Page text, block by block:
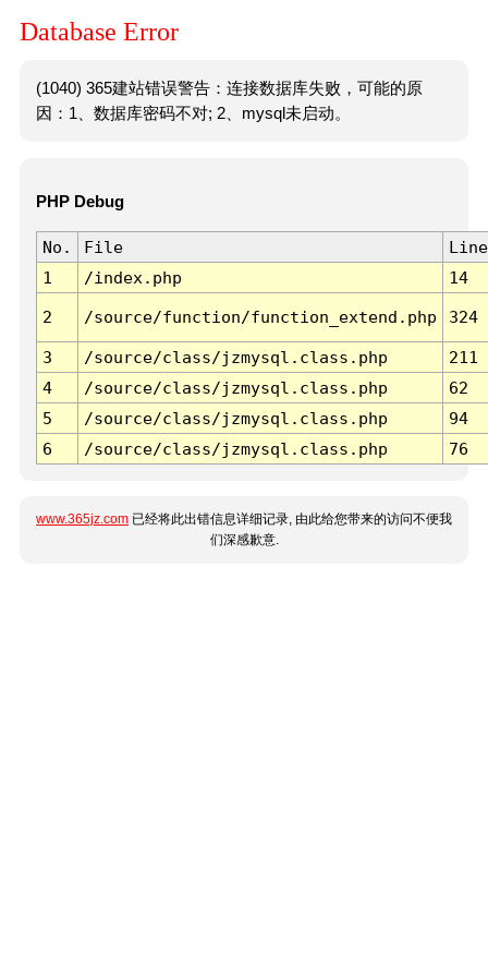
Database Error
(1040) 365建站错误警告：连接数据库失败，可能的原
因：1、数据库密码不对; 2、mysql未启动。
PHP Debug
No. File
Line
1
/index.php 14
2 /source/function/function_extend.php 324
3 /source/class/jzmysql.class.php
211
4
/source/class/jzmysql.class.php
62
5
/source/class/jzmysql.class.php
94
6
/source/class/jzmysql.class.php 76
www.365jz.com 已经将此出错信息详细记录, 由此给您带来的访问不便我
们深感歉意.